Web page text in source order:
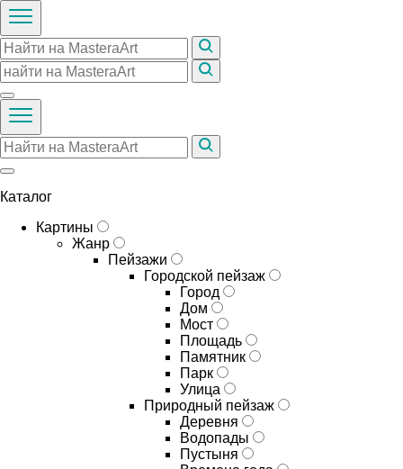
Каталог
Картины
Жанр
Пейзажи
Городской пейзаж
Город
Дом
Мост
Площадь
Памятник
Парк
Улица
Природный пейзаж
Деревня
Водопады
Пустыня